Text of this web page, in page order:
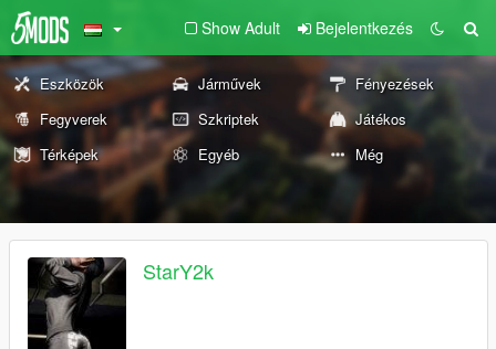
Show Adult Bejelentkezés
Eszközök Járművek
Fényezések
Fegyverek
Szkriptek
Játékos
Térképek
Egyéb Még
StarY2k